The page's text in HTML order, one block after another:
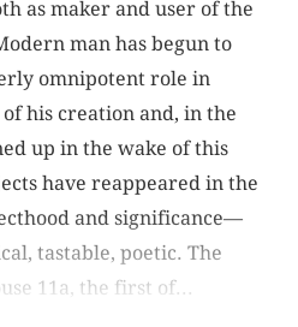
as maker and user of the
man has begun to
omnipotent role in
his creation and, in the
up in the wake of this
have reappeared in the
and significance—
tastable, poetic. The
11a, the first of...